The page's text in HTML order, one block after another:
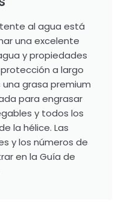
al agua está
una excelente
y propiedades
a largo
una grasa premium
para engrasar
y todos los
la hélice. Las
y los números de
en la Guía de